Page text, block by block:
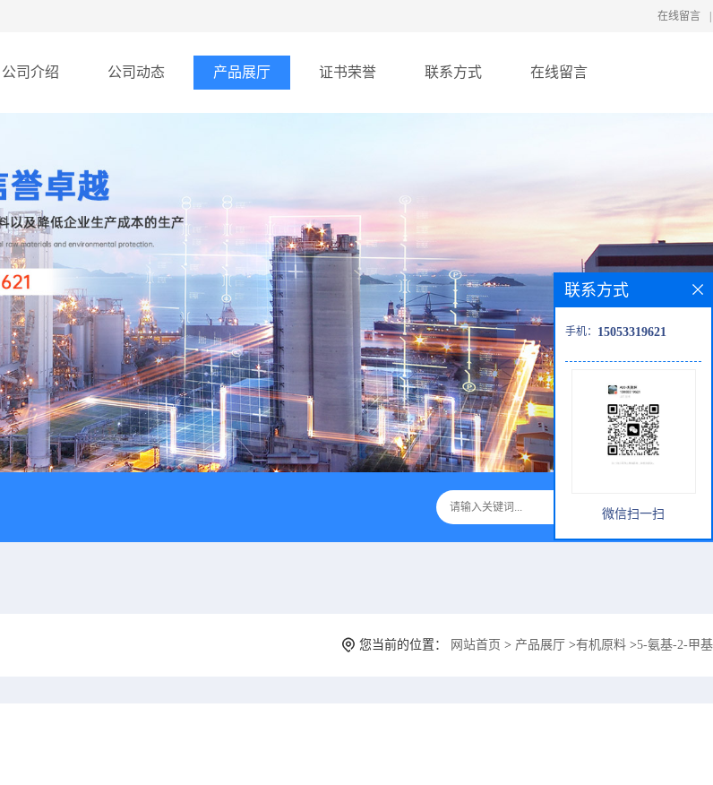
在线留言
公司介绍 公司动态 产品展厅 证书荣誉 联系方式 在线留言
您当前的位置： 网站首页 > 产品展厅 >有机原料 >5-氨基-2-甲
联系方式
手机： 15053319621
微信扫一扫